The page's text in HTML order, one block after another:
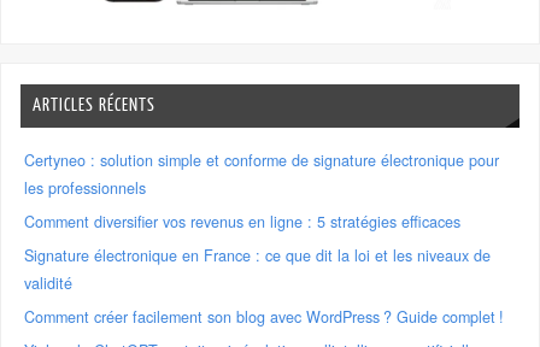
ARTICLES RÉCENTS
Certyneo : solution simple et conforme de signature électronique pour
les professionnels
Comment diversifier vos revenus en ligne : 5 stratégies efficaces
Signature électronique en France : ce que dit la loi et les niveaux de
validité
Comment créer facilement son blog avec WordPress ? Guide complet !